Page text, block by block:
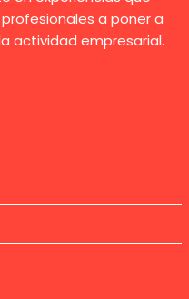
a poner a
actividad empresarial.